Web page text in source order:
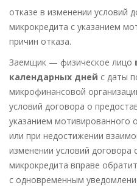
отказе в изменении условий
микрокредита с указанием
причин отказа.
Заемщик — физическое лицо
календарных дней с даты
микрофинансовой
условий договора о
указанием мотивированного
или при недостижении
изменении условий договора
микрокредита вправе
с одновременным